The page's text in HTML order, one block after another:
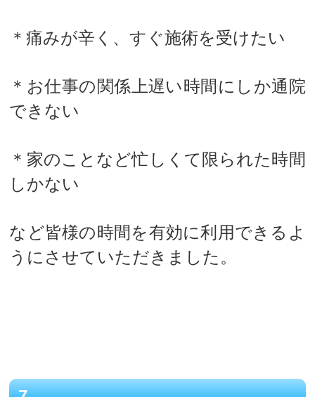
＊痛みが辛く、すぐ施術を受けたい
＊お仕事の関係上遅い時間にしか通院
できない
＊家のことなど忙しくて限られた時間
しかない
など皆様の時間を有効に利用できるよ
うにさせていただきました。